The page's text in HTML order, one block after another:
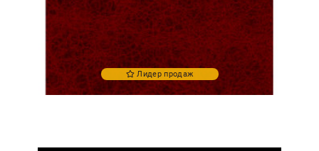
Лидер продаж